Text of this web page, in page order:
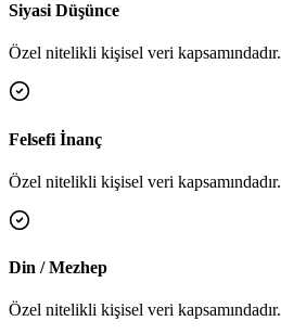
Siyasi Düşünce
Özel nitelikli kişisel veri kapsamındadır.
Felsefi İnanç
Özel nitelikli kişisel veri kapsamındadır.
Din / Mezhep
Özel nitelikli kişisel veri kapsamındadır.